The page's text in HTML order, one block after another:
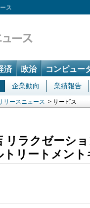
ス
済 政治 コンピュー
企業動向 業績報告
リースニュース > サービス
リラクゼーシ
トリートメン